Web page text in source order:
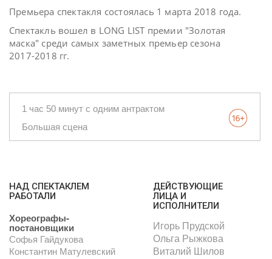
Премьера спектакля состоялась 1 марта 2018 года.
Спектакль вошел в LONG LIST премии "Золотая
маска" среди самых заметных премьер сезона
2017-2018 гг.
1 час 50 минут c одним антрактом
Большая сцена
НАД СПЕКТАКЛЕМ
РАБОТАЛИ
Хореографы-
постановщики
Софья Гайдукова
Константин Матулевский
ДЕЙСТВУЮЩИЕ
ЛИЦА И
ИСПОЛНИТЕЛИ
Игорь Прудской
Ольга Рыжкова
Виталий Шилов